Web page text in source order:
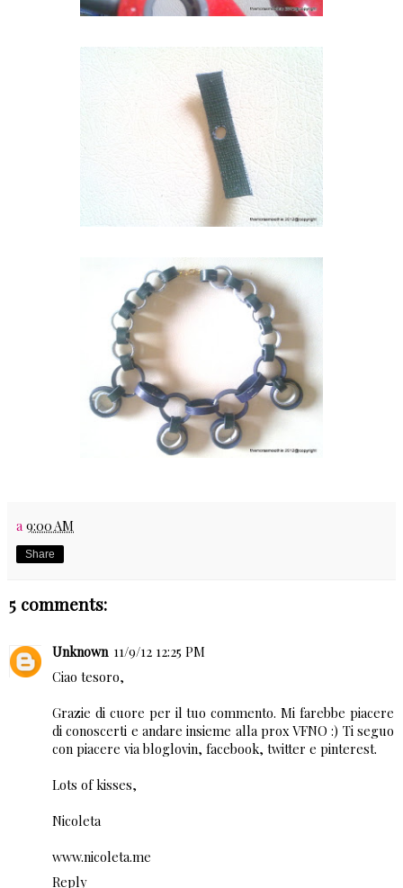
a 9:00 AM
Share
5 comments:
Unknown 11/9/12 12:25 PM
Ciao tesoro,
Grazie di cuore per il tuo commento. Mi farebbe piacere
di conoscerti e andare insieme alla prox VFNO :) Ti seguo
con piacere via bloglovin, facebook, twitter e pinterest.
Lots of kisses,
Nicoleta
www.nicoleta.me
Reply